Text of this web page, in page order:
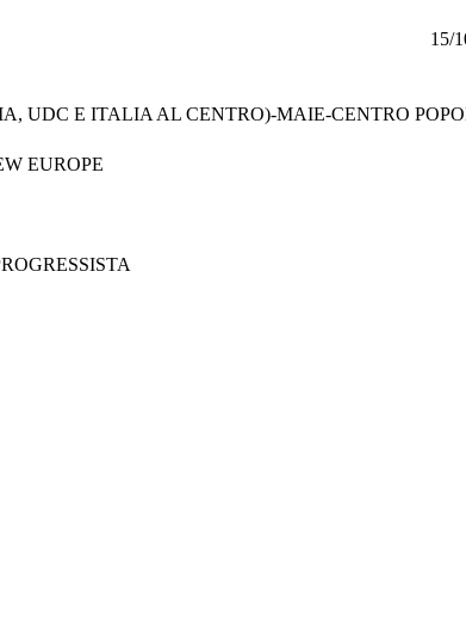
15/
UDC E ITALIA AL CENTRO)-MAIE-CENTRO
EUROPE